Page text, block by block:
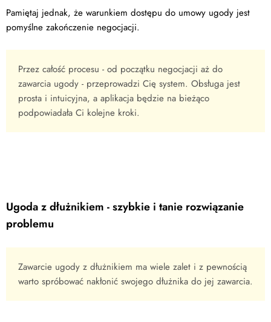
Pamiętaj jednak, że warunkiem dostępu do umowy ugody jest
pomyślne zakończenie negocjacji.
Przez całość procesu - od początku negocjacji aż do
zawarcia ugody - przeprowadzi Cię system. Obsługa jest
prosta i intuicyjna, a aplikacja będzie na bieżąco
podpowiadała Ci kolejne kroki.
Ugoda z dłużnikiem - szybkie i tanie rozwiązanie
problemu
Zawarcie ugody z dłużnikiem ma wiele zalet i z pewnością
warto spróbować nakłonić swojego dłużnika do jej zawarcia.